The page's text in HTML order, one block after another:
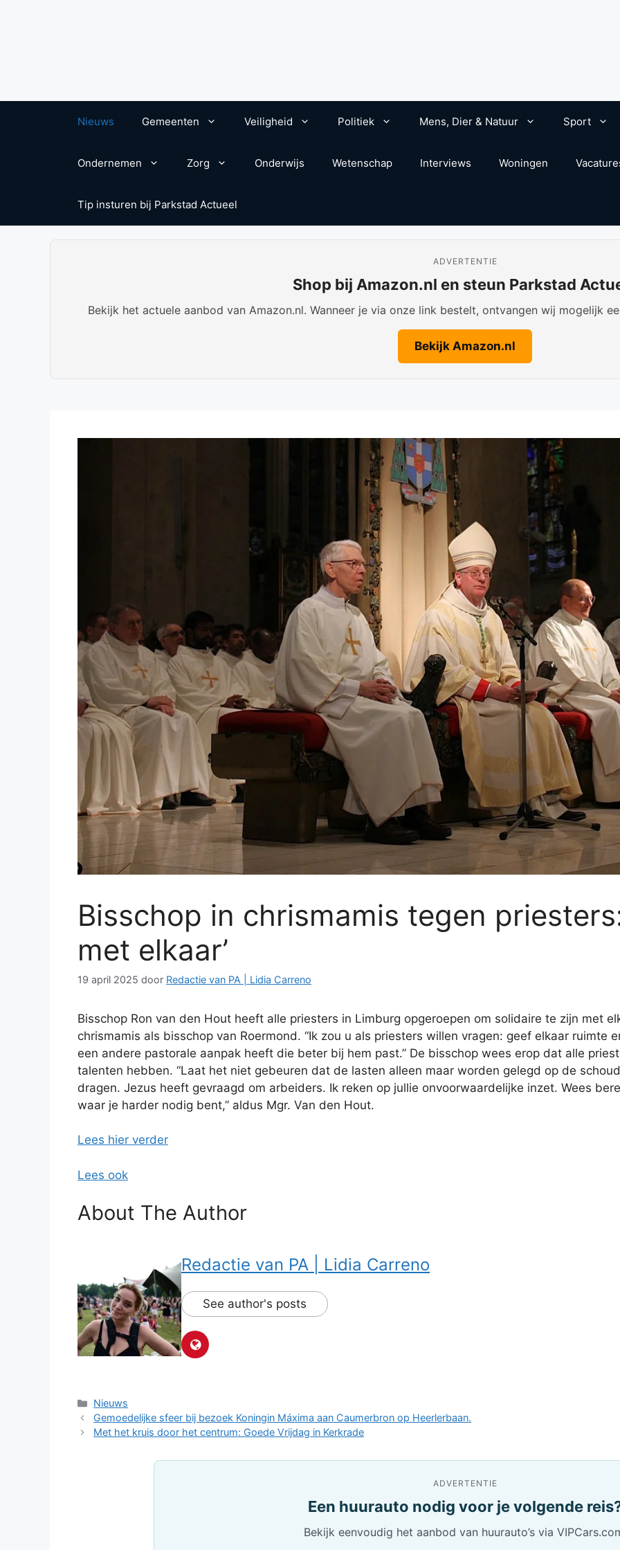
Nieuws Gemeenten Veiligheid Politiek Mens, Dier & Natuur Sport
Ondernemen Zorg Onderwijs Wetenschap Interviews Woningen
Tip insturen bij Parkstad Actueel
ADVERTENTIE
Shop bij Amazon.nl en steun Parkstad
Bekijk het actuele aanbod van Amazon.nl. Wanneer je via onze link bestelt, ontvangen wij mogelijk
Bekijk Amazon.nl
Bisschop in chrismamis tegen
met elkaar’
19 april 2025 door Redactie van PA | Lidia Carreno
Bisschop Ron van den Hout heeft alle priesters in Limburg opgeroepen om solidaire te zijn met
chrismamis als bisschop van Roermond. “Ik zou u als priesters willen vragen: geef elkaar ruimte
een andere pastorale aanpak heeft die beter bij hem past.” De bisschop wees erop dat alle
talenten hebben. “Laat het niet gebeuren dat de lasten alleen maar worden gelegd op de
dragen. Jezus heeft gevraagd om arbeiders. Ik reken op jullie onvoorwaardelijke inzet. Wees
waar je harder nodig bent,” aldus Mgr. Van den Hout.
Lees hier verder
Lees ook
About The Author
Redactie van PA | Lidia Carreno
See author's posts
Categorieën
Nieuws
Gemoedelijke sfeer bij bezoek Koningin Máxima aan Caumerbron op Heerlerbaan.
Met het kruis door het centrum: Goede Vrijdag in Kerkrade
ADVERTENTIE
Een huurauto nodig voor je volgende
Bekijk eenvoudig het aanbod van huurauto’s via